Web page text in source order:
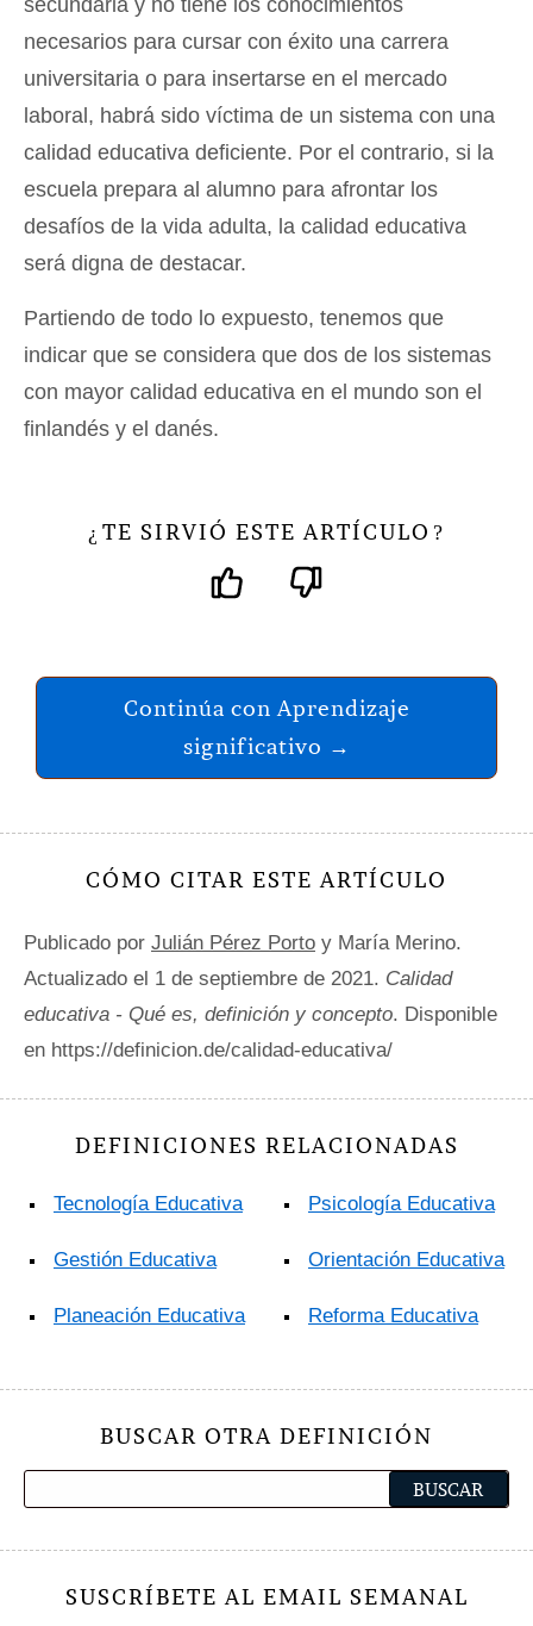
necesarios para cursar con éxito una carrera
universitaria o para insertarse en el mercado
laboral, habrá sido víctima de un sistema con una
calidad educativa deficiente. Por el contrario, si la
escuela prepara al alumno para afrontar los
desafíos de la vida adulta, la calidad educativa
será digna de destacar.
Partiendo de todo lo expuesto, tenemos que
indicar que se considera que dos de los sistemas
con mayor calidad educativa en el mundo son el
finlandés y el danés.
¿ TE SIRVIÓ ESTE ARTÍCULO ?
Continúa con Aprendizaje
significativo →
CÓMO CITAR ESTE ARTÍCULO
Publicado por Julián Pérez Porto y María Merino.
Actualizado el 1 de septiembre de 2021. Calidad
educativa - Qué es, definición y concepto. Disponible
en https://definicion.de/calidad-educativa/
DEFINICIONES RELACIONADAS
Tecnología Educativa
Gestión Educativa
Planeación Educativa
Psicología Educativa
Orientación Educativa
Reforma Educativa
BUSCAR OTRA DEFINICIÓN
SUSCRÍBETE AL EMAIL SEMANAL